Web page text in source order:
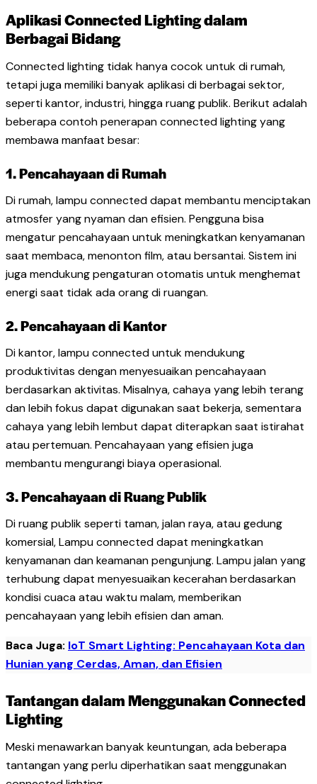
Aplikasi Connected Lighting dalam
Berbagai Bidang
Connected lighting tidak hanya cocok untuk di rumah,
tetapi juga memiliki banyak aplikasi di berbagai sektor,
seperti kantor, industri, hingga ruang publik. Berikut adalah
beberapa contoh penerapan connected lighting yang
membawa manfaat besar:
1. Pencahayaan di Rumah
Di rumah, lampu connected dapat membantu menciptakan
atmosfer yang nyaman dan efisien. Pengguna bisa
mengatur pencahayaan untuk meningkatkan kenyamanan
saat membaca, menonton film, atau bersantai. Sistem ini
juga mendukung pengaturan otomatis untuk menghemat
energi saat tidak ada orang di ruangan.
2. Pencahayaan di Kantor
Di kantor, lampu connected untuk mendukung
produktivitas dengan menyesuaikan pencahayaan
berdasarkan aktivitas. Misalnya, cahaya yang lebih terang
dan lebih fokus dapat digunakan saat bekerja, sementara
cahaya yang lebih lembut dapat diterapkan saat istirahat
atau pertemuan. Pencahayaan yang efisien juga
membantu mengurangi biaya operasional.
3. Pencahayaan di Ruang Publik
Di ruang publik seperti taman, jalan raya, atau gedung
komersial, Lampu connected dapat meningkatkan
kenyamanan dan keamanan pengunjung. Lampu jalan yang
terhubung dapat menyesuaikan kecerahan berdasarkan
kondisi cuaca atau waktu malam, memberikan
pencahayaan yang lebih efisien dan aman.
Baca Juga: IoT Smart Lighting: Pencahayaan Kota dan
Hunian yang Cerdas, Aman, dan Efisien
Tantangan dalam Menggunakan Connected
Lighting
Meski menawarkan banyak keuntungan, ada beberapa
tantangan yang perlu diperhatikan saat menggunakan